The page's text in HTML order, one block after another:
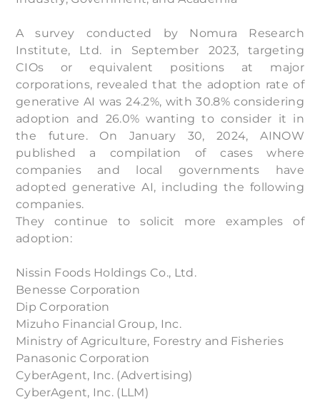
A survey conducted by Nomura Research
Institute, Ltd. in September 2023, targeting
CIOs or equivalent positions at major
corporations, revealed that the adoption rate of
generative AI was 24.2%, with 30.8% considering
adoption and 26.0% wanting to consider it in
the future. On January 30, 2024, AINOW
published a compilation of cases where
companies and local governments have
adopted generative AI, including the following
companies.
They continue to solicit more examples of
adoption:
Nissin Foods Holdings Co., Ltd.
Benesse Corporation
Dip Corporation
Mizuho Financial Group, Inc.
Ministry of Agriculture, Forestry and Fisheries
Panasonic Corporation
CyberAgent, Inc. (Advertising)
CyberAgent, Inc. (LLM)